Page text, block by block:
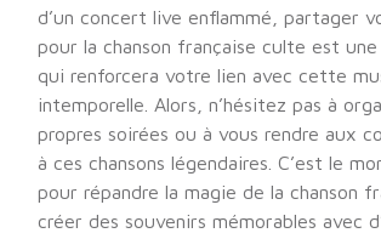
d’un concert live enflammé, partager
pour la chanson française culte est
qui renforcera votre lien avec cette
intemporelle. Alors, n’hésitez pas à
propres soirées ou à vous rendre aux
à ces chansons légendaires. C’est le
pour répandre la magie de la chanson
créer des souvenirs mémorables avec